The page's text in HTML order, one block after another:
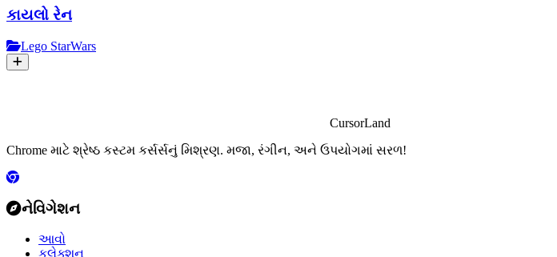
કાયલો રેન
Lego StarWars
CursorLand
Chrome માટે શ્રેષ્ઠ કસ્ટમ કર્સર્સનું મિશ્રણ. મજા, રંગીન, અને ઉપયોગમાં સરળ!
નેવિગેશન
આવો
કલેક્શન